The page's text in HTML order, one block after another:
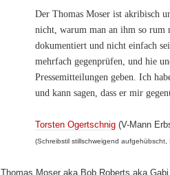
Der Thomas Moser ist akribisch
nicht, warum man an ihm so rum
dokumentiert und nicht einfach
mehrfach gegenprüfen, und hie
Pressemitteilungen geben. Ich
und kann sagen, dass er mir
Torsten Ogertschnig (V-Mann
(Schreibstil stillschweigend
Thomas Moser aka Bob Roberts aka